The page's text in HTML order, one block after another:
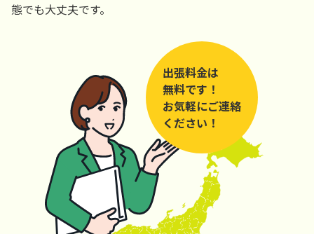
態でも大丈夫です。
出張料金は
無料です！
お気軽にご連絡
ください！